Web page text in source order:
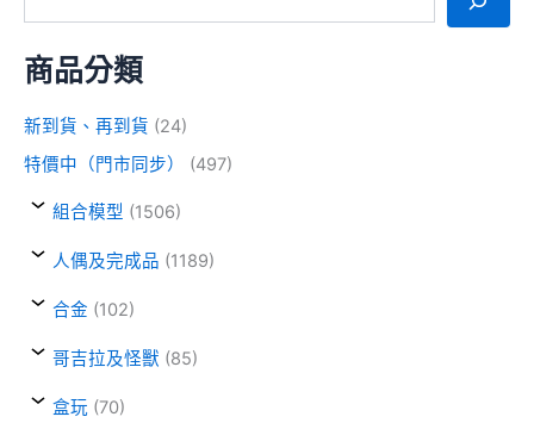
商品分類
新到貨、再到貨 (24)
特價中（門市同步）
(497)
組合模型 (1506)
人偶及完成品 (1189)
合金 (102)
哥吉拉及怪獸 (85)
盒玩 (70)